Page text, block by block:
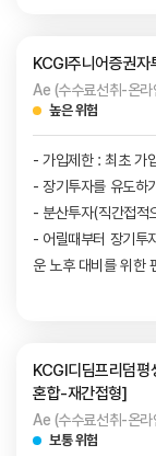
KCGI주니어증권
Ae (수수료선취-온라
높은 위험
- 가입제한 : 최초 가
- 장기투자를 유도하
- 분산투자(직간접적
- 어릴때부터 장기투
운 노후 대비를 위한
KCGI디딤프리덤
혼합-재간접형]
Ae (수수료선취-온라
보통 위험